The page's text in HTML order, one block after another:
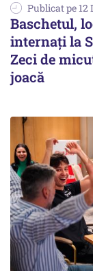
Publicat pe 12
Baschetul,
internați la
Zeci de
joacă